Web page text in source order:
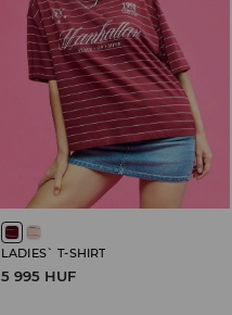
LADIES` T-SHIRT
5 995 HUF